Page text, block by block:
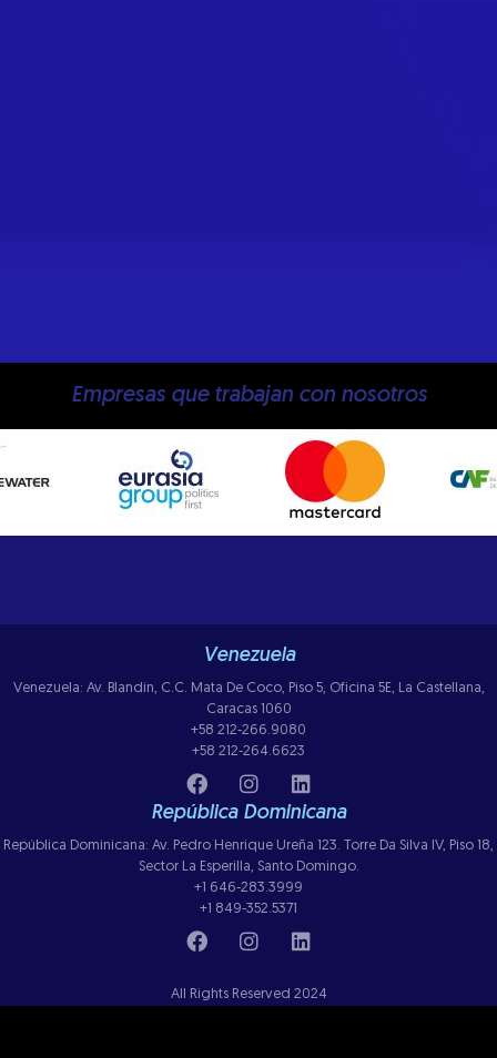
Empresas que trabajan con nosotros
Venezuela
Venezuela: Av. Blandin, C.C. Mata De Coco, Piso 5, Oficina 5E, La Castellana,
Caracas 1060
+58 212-266.9080
+58 212-264.6623
República Dominicana
República Dominicana: Av. Pedro Henrique Ureña 123. Torre Da Silva IV, Piso 18,
Sector La Esperilla, Santo Domingo.
+1 646-283.3999
+1 849-352.5371
All Rights Reserved 2024